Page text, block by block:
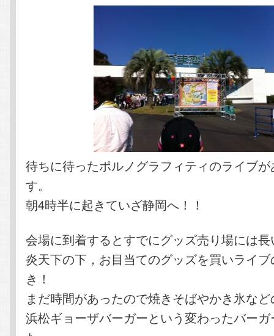
待ちに待ったポルノグラフィティのライブ
す。
朝4時半に起きていざ静岡へ！！
会場に到着するとすでにグッズ売り場には
炎天下の下，お目当てのグッズを買いライ
き！
まだ時間があったので焼きそばやかき氷な
浜松ギョーザバーガーという変わったバー